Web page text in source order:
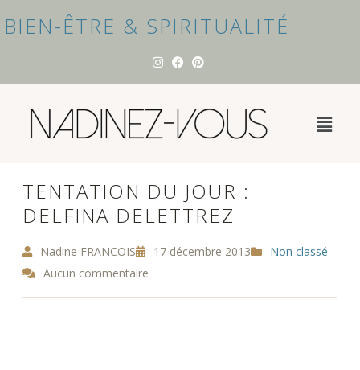
BIEN-ÊTRE & SPIRITUALITÉ
TENTATION DU JOUR :
DELFINA DELETTREZ
Nadine FRANCOIS 17 décembre 2013
Non classé
Aucun commentaire